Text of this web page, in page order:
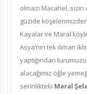
olmazı Macahel, sizin
güzide
Kayalar ve Maral
Asya’nın tek ılıman
yaptığından
alacağımız öğle
serinlikteki Maral